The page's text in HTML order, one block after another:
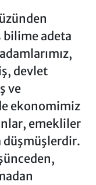
bilime adeta
devlet
ve
ekonomimiz
emekliler
düşmüşlerdir.